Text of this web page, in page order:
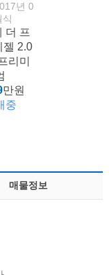
년 0
식
더 프
젤 2.0
리미
만원
중
매물정보